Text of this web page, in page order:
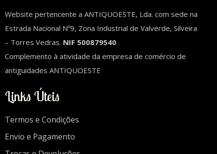
Website pertencente a ANTIQUOESTE, Lda. com sede na
Estrada Nacional Nº9, Zona Industrial de Valverde, Silveira
– Torres Vedras. NIF 500879540
Complemento à atividade da empresa de comércio de
antiguidades ANTIQUOESTE
Links Úteis
Termos e Condições
Envio e Pagamento